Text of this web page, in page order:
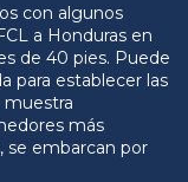
con algunos
a Honduras en
de 40 pies. Puede
para establecer las
muestra
más
se embarcan por